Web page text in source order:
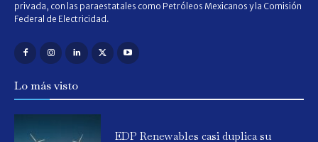
privada, con las paraestatales como Petróleos Mexicanos y la Comisión
Federal de Electricidad.
Lo más visto
EDP Renewables casi duplica su